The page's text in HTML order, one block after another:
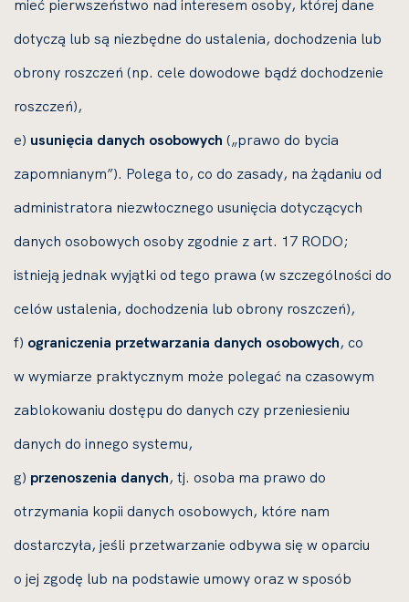
mieć pierwszeństwo nad interesem osoby, której dane
dotyczą lub są niezbędne do ustalenia, dochodzenia lub
obrony roszczeń (np. cele dowodowe bądź dochodzenie
roszczeń),
e) usunięcia danych osobowych („prawo do bycia
zapomnianym”). Polega to, co do zasady, na żądaniu od
administratora niezwłocznego usunięcia dotyczących
danych osobowych osoby zgodnie z art. 17 RODO;
istnieją jednak wyjątki od tego prawa (w szczególności do
celów ustalenia, dochodzenia lub obrony roszczeń),
f) ograniczenia przetwarzania danych osobowych, co
w wymiarze praktycznym może polegać na czasowym
zablokowaniu dostępu do danych czy przeniesieniu
danych do innego systemu,
g) przenoszenia danych, tj. osoba ma prawo do
otrzymania kopii danych osobowych, które nam
dostarczyła, jeśli przetwarzanie odbywa się w oparciu
o jej zgodę lub na podstawie umowy oraz w sposób